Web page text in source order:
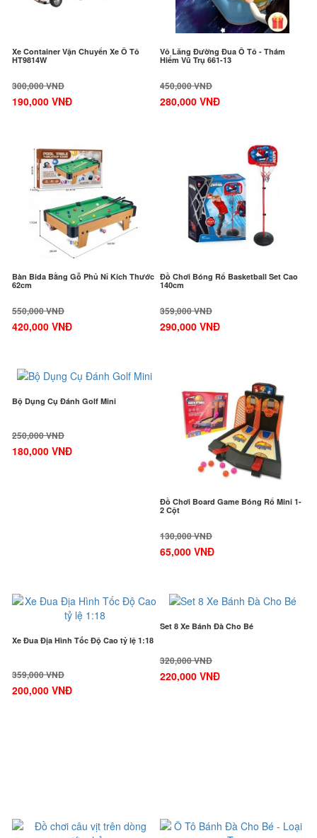
Xe Container Vận Chuyển Xe Ô Tô
HT9814W
300,000 VNĐ
190,000 VNĐ
Vô Lăng Đường Đua Ô Tô - Thám
Hiểm Vũ Trụ 661-13
450,000 VNĐ
280,000 VNĐ
-24%
Bàn Bida Bằng Gỗ Phủ Nỉ Kích Thước
62cm
550,000 VNĐ
420,000 VNĐ
Đồ Chơi Bóng Rổ Basketball Set Cao
140cm
359,000 VNĐ
290,000 VNĐ
-28%
Bộ Dụng Cụ Đánh Golf Mini
250,000 VNĐ
180,000 VNĐ
Đồ Chơi Board Game Bóng Rổ Mini 1-
2 Cột
130,000 VNĐ
65,000 VNĐ
Xe Đua Địa Hình Tốc Độ Cao tỷ lệ 1:18
359,000 VNĐ
200,000 VNĐ
Set 8 Xe Bánh Đà Cho Bé
320,000 VNĐ
220,000 VNĐ